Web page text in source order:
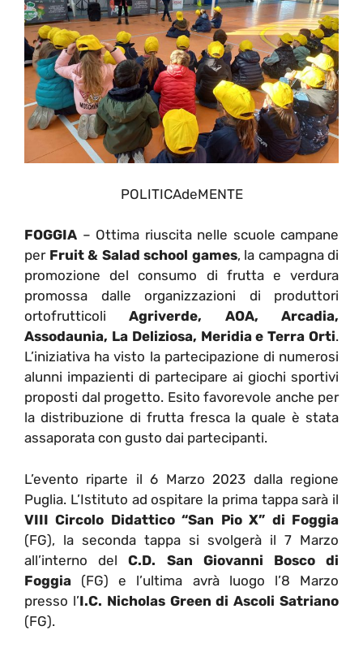
POLITICAdeMENTE
FOGGIA – Ottima riuscita nelle scuole campane
per Fruit & Salad school games, la campagna di
promozione del consumo di frutta e verdura
promossa dalle organizzazioni di produttori
ortofrutticoli
Agriverde, AOA, Arcadia,
Assodaunia, La Deliziosa, Meridia e Terra Orti.
L’iniziativa ha visto la partecipazione di numerosi
alunni impazienti di partecipare ai giochi sportivi
proposti dal progetto. Esito favorevole anche per
la distribuzione di frutta fresca la quale è stata
assaporata con gusto dai partecipanti.
L’evento riparte il 6 Marzo 2023 dalla regione
Puglia. L’Istituto ad ospitare la prima tappa sarà il
VIII Circolo Didattico “San Pio X” di Foggia
(FG), la seconda tappa si svolgerà il 7 Marzo
all’interno delC.D. San Giovanni Bosco di
Foggia (FG) e l’ultima avrà luogo l’8 Marzo
presso l’I.C. Nicholas Green di Ascoli Satriano
(FG).